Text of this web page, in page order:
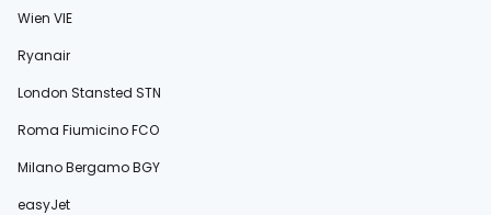
Wien VIE
Ryanair
London Stansted STN
Roma Fiumicino FCO
Milano Bergamo BGY
easyJet